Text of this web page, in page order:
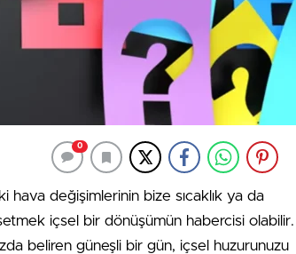
0
hava değişimlerinin bize sıcaklık ya da
içsel bir dönüşümün habercisi olabilir.
beliren güneşli bir gün, içsel huzurunuzu